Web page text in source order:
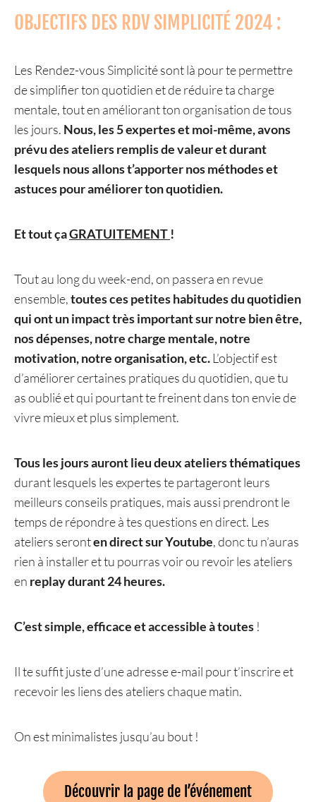
OBJECTIFS DES RDV SIMPLICITÉ 2024 :
Les Rendez-vous Simplicité sont là pour te permettre
de simplifier ton quotidien et de réduire ta charge
mentale, tout en améliorant ton organisation de tous
les jours. Nous, les 5 expertes et moi-même, avons
prévu des ateliers remplis de valeur et durant
lesquels nous allons t’apporter nos méthodes et
astuces pour améliorer ton quotidien.
Et tout çaGRATUITEMENT !
Tout au long du week-end, on passera en revue
ensemble,toutes ces petites habitudes du quotidien
qui ont un impact très important sur notre bien être,
nos dépenses, notre charge mentale, notre
motivation, notre organisation, etc.L’objectif est
d’améliorer certaines pratiques du quotidien, que tu
as oublié et qui pourtant te freinent dans ton envie de
vivre mieux et plus simplement.
Tous les jours auront lieu deux ateliers thématiques
durant lesquels les expertes te partageront leurs
meilleurs conseils pratiques, mais aussi prendront le
temps de répondre à tes questions en direct. Les
ateliers seronten direct sur Youtube, donc tu n’auras
rien à installer et tu pourras voir ou revoir les ateliers
en replay durant 24 heures.
C’est simple, efficace et accessible à toutes !
Il te suffit juste d’une adresse e-mail pour t’inscrire et
recevoir les liens des ateliers chaque matin.
On est minimalistes jusqu’au bout !
Découvrir la page de l’événement